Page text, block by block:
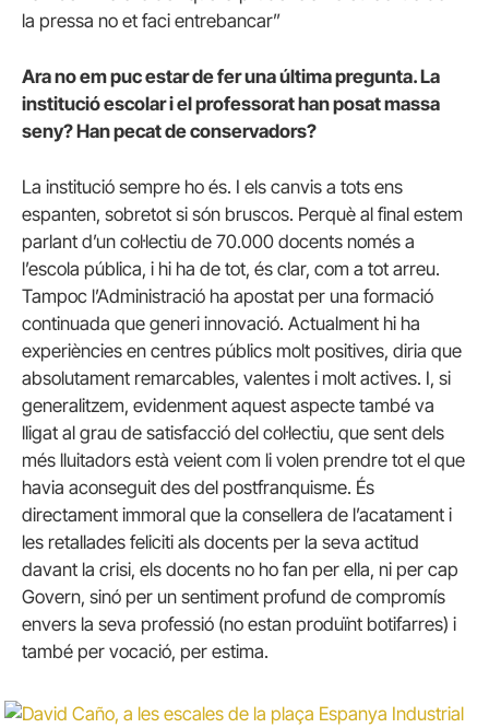
la pressa no et faci entrebancar”
Ara no em puc estar de fer una última pregunta. La
institució escolar i el professorat han posat massa
seny? Han pecat de conservadors?
La institució sempre ho és. I els canvis a tots ens
espanten, sobretot si són bruscos. Perquè al final estem
parlant d’un col·lectiu de 70.000 docents només a
l’escola pública, i hi ha de tot, és clar, com a tot arreu.
Tampoc l’Administració ha apostat per una formació
continuada que generi innovació. Actualment hi ha
experiències en centres públics molt positives, diria que
absolutament remarcables, valentes i molt actives. I, si
generalitzem, evidenment aquest aspecte també va
lligat al grau de satisfacció del col·lectiu, que sent dels
més lluitadors està veient com li volen prendre tot el que
havia aconseguit des del postfranquisme. És
directament immoral que la consellera de l’acatament i
les retallades feliciti als docents per la seva actitud
davant la crisi, els docents no ho fan per ella, ni per cap
Govern, sinó per un sentiment profund de compromís
envers la seva professió (no estan produïnt botifarres) i
també per vocació, per estima.